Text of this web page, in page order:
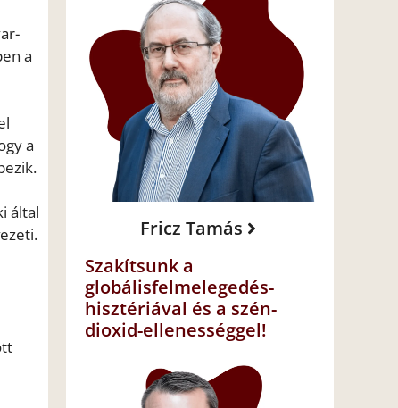
a
a
által
Fricz Tamás
Szakítsunk a
globálisfelmelegedés-
hisztériával és a szén-
dioxid-ellenességgel!